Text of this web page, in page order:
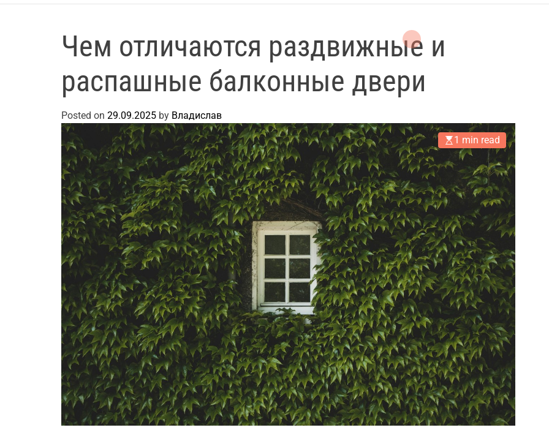
Чем отличаются раздвижные и
распашные балконные двери
Posted on 29.09.2025 by Владислав
1 min read